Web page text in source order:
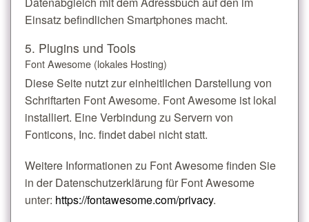
Einsatz befindlichen Smartphones macht.
5. Plugins und Tools
Font Awesome (lokales Hosting)
Diese Seite nutzt zur einheitlichen Darstellung von
Schriftarten Font Awesome. Font Awesome ist lokal
installiert. Eine Verbindung zu Servern von
Fonticons, Inc. findet dabei nicht statt.
Weitere Informationen zu Font Awesome finden Sie
in der Datenschutzerklärung für Font Awesome
unter: https://fontawesome.com/privacy.